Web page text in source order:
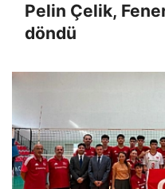
Pelin Çelik,
döndü